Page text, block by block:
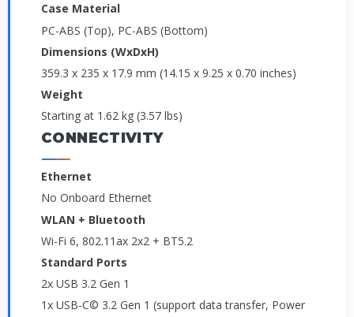
Case Material
PC-ABS (Top), PC-ABS (Bottom)
Dimensions (WxDxH)
359.3 x 235 x 17.9 mm (14.15 x 9.25 x 0.70 inches)
Weight
Starting at 1.62 kg (3.57 lbs)
CONNECTIVITY
Ethernet
No Onboard Ethernet
WLAN + Bluetooth
Wi-Fi 6, 802.11ax 2x2 + BT5.2
Standard Ports
2x USB 3.2 Gen 1
1x USB-C© 3.2 Gen 1 (support data transfer, Power